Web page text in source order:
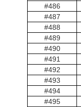
#486
#487
#488
#489
#490
#491
#492
#493
#494
#495